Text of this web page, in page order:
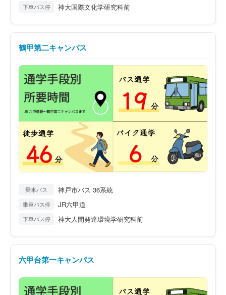
下車バス停 神大国際文化学研究科前
鶴甲第二キャンパス
乗車バス 神戸市バス 36系統
乗車バス停 JR六甲道
下車バス停 神大人間発達環境学研究科前
六甲台第一キャンパス